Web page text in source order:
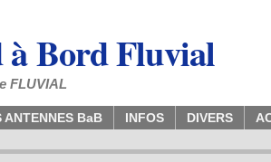
Bord Fluvial
FLUVIAL
ANTENNES BaB INFOS DIVERS